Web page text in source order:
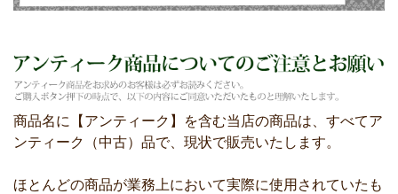
商品名に【アンティーク】を含む当店の商品は、すべてア
ンティーク（中古）品で、現状で販売いたします。
ほとんどの商品が業務上において実際に使用されていたも